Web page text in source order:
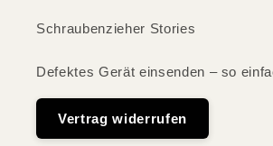
Schraubenzieher Stories
Defektes Gerät einsenden – so
Vertrag widerrufen